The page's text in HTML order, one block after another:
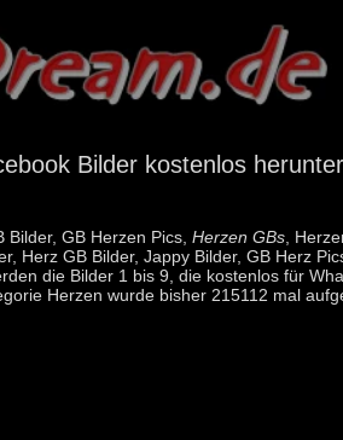
Bilder kostenlos
Bilder, GB Herzen Pics, Herzen GBs ,
Herz GB Bilder, Jappy Bilder, GB Herz
die Bilder 1 bis 9, die kostenlos für
Herzen wurde bisher 215112 mal